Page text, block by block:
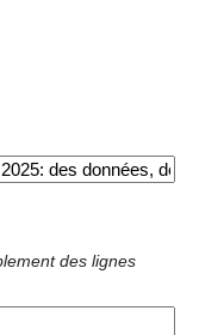
des lignes